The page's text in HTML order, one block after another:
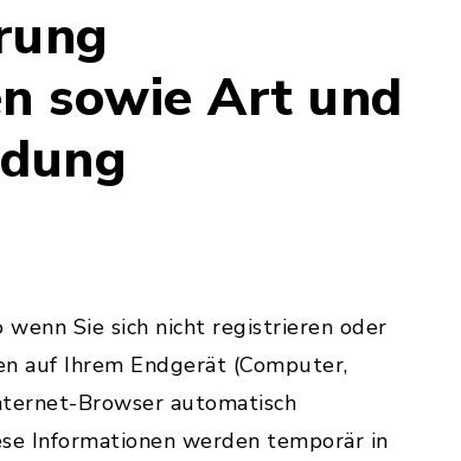
sowie Art und
Sie sich nicht registrieren oder
auf Ihrem Endgerät (Computer,
Browser automatisch
Informationen werden temporär in